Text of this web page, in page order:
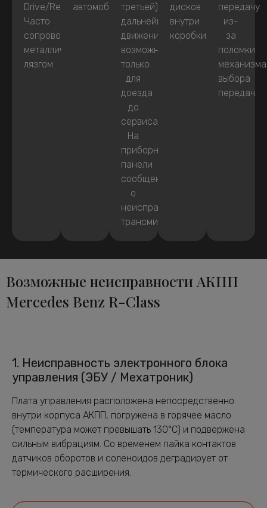
Drive/Reverse.
Часто
сопровождаются
металлическим
лязгом.
автомобиля.третьей),
дальнейшее
движение
возможно
только
для
доезда
до
сервиса.
На
приборной
панели
сообщение
о
неисправности
трансмиссии.
дисков
внутри
коробки.
передачу
из-
за
поломки
механизма
выбора
передач.
Возможные неисправности АКПП
Mercedes Benz R-Class
1. Неисправность электронного блока
управления (ЭБУ / Мехатроник)
Плата управления расположена непосредственно
внутри корпуса АКПП, погружена в горячее масло
(температура может превышать 130°C) и подвержена
сильным вибрациям. Со временем пайка контактов
датчиков оборотов и соленоидов деградирует от
термического расширения.